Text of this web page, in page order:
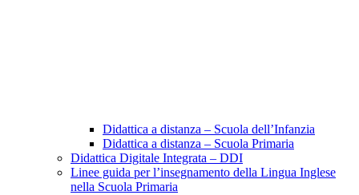
Didattica a distanza – Scuola dell’Infanzia
Didattica a distanza – Scuola Primaria
Didattica Digitale Integrata – DDI
Linee guida per l’insegnamento della Lingua Inglese
nella Scuola Primaria